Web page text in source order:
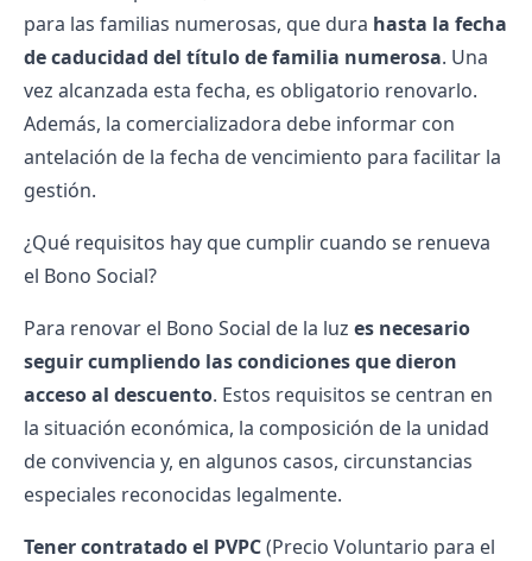
para las familias numerosas, que dura hasta la fecha
de caducidad del título de familia numerosa. Una
vez alcanzada esta fecha, es obligatorio renovarlo.
Además, la comercializadora debe informar con
antelación de la fecha de vencimiento para facilitar la
gestión.
¿Qué requisitos hay que cumplir cuando se renueva
el Bono Social?
Para renovar el Bono Social de la luz es necesario
seguir cumpliendo las condiciones que dieron
acceso al descuento. Estos requisitos se centran en
la situación económica, la composición de la unidad
de convivencia y, en algunos casos, circunstancias
especiales reconocidas legalmente.
Tener contratado el PVPC(Precio Voluntario para el